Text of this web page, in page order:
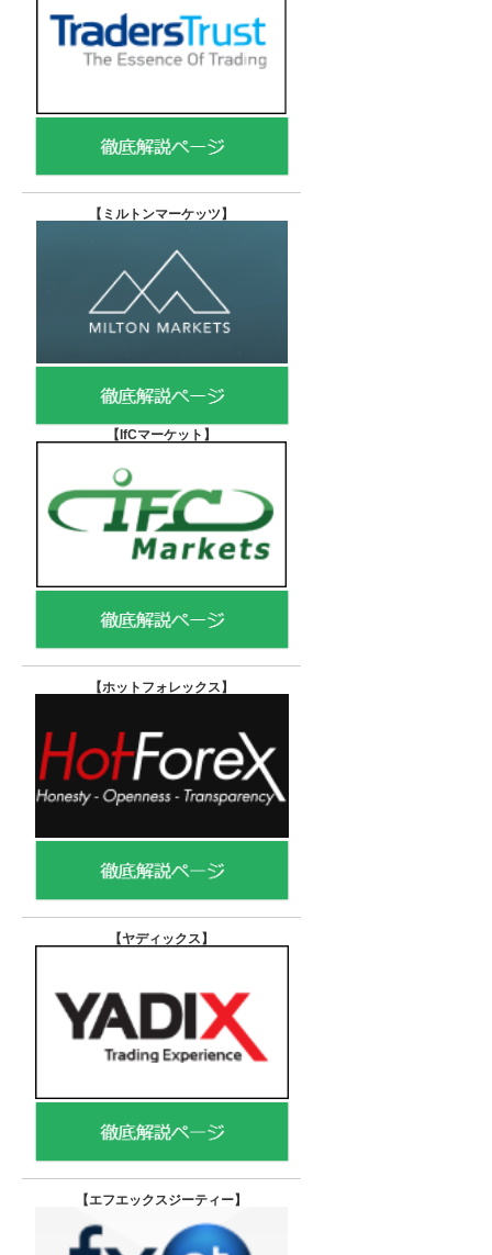
【 ミルトンマーケッツ】
【IfCマーケット 】
【ホットフォレックス】
【ヤディックス】
【エフエックスジーティー】